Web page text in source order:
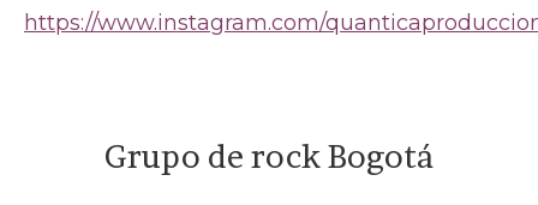
https://www.instagram.com/
Grupo de rock Bogotá